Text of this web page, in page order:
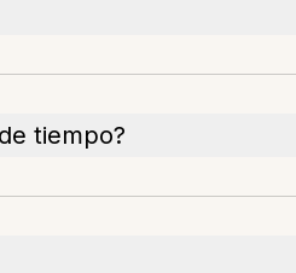
tiempo?